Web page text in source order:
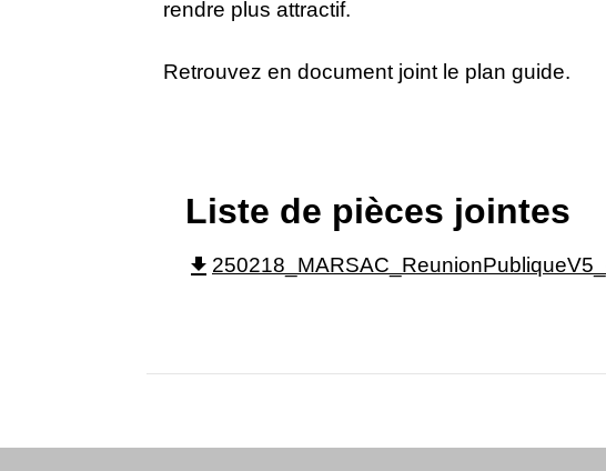
rendre plus attractif.
Retrouvez en document joint le plan guide.
Liste de pièces jointes
file_download